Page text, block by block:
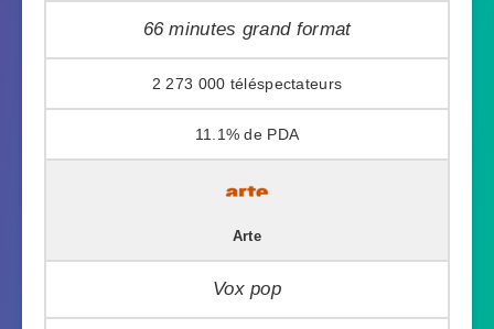
66 minutes grand format
2 273 000
11.1%
Arte
Vox pop